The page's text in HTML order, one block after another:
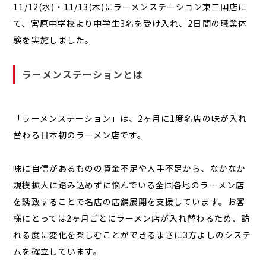
11/12(水)・11/13(木)にラーメンステーション東三国店に
て、宮原中学校より中学生3名を受け入れ、2日間の職業体
験を実施しました。
ラーメンステーションとは
「ラーメンステーション」は、2ヶ月に1度名店の味が入れ
替わる日本初のラーメン店です。
味に自信があるものの資金不足や人手不足から、なかなか
規模拡大に踏み込めずに悩んでいる全国各地のラーメン店
を誘致することで名店の店舗展開を支援しています。お客
様にとっては2ヶ月ごとにラーメン店が入れ替わるため、訪
れる度に変化を楽しむことができるまさに3方よしのシステ
ムを確立しています。